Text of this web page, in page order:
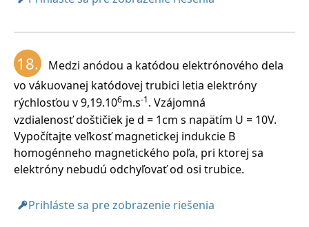
18.
Medzi anódou a katódou elektrónového dela
vo vákuovanej katódovej trubici letia elektróny
rýchlosťou v 9,19.106m.s-1. Vzájomná
vzdialenosť doštičiek je d = 1cm s napätím U = 10V.
Vypočítajte veľkosť magnetickej indukcie B
homogénneho magnetického poľa, pri ktorej sa
elektróny nebudú odchyľovať od osi trubice.
Prihláste sa pre zobrazenie riešenia